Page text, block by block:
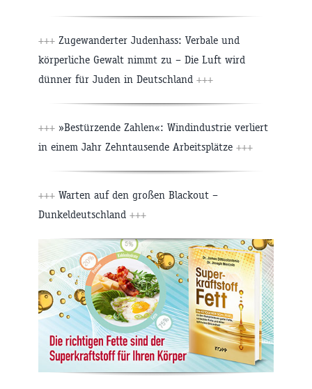
+++ Zugewanderter Judenhass: Verbale und
körperliche Gewalt nimmt zu – Die Luft wird
dünner für Juden in Deutschland +++
+++ »Bestürzende Zahlen«: Windindustrie verliert
in einem Jahr Zehntausende Arbeitsplätze +++
+++ Warten auf den großen Blackout –
Dunkeldeutschland +++